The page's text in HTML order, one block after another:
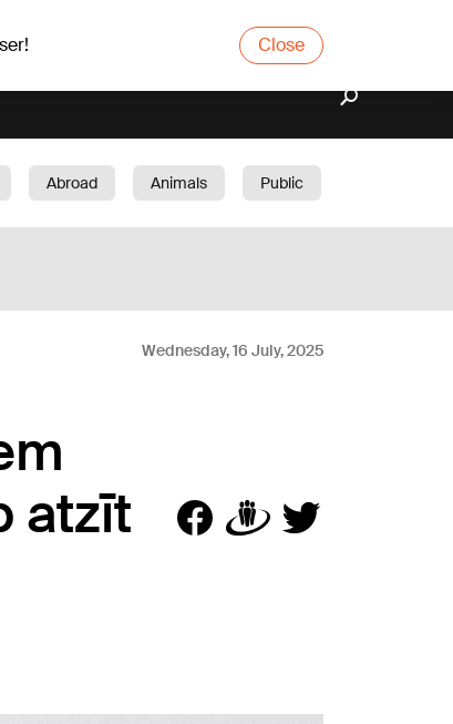
Close
Abroad Animals
Public
Wednesday, 16 July, 2025
atzīt